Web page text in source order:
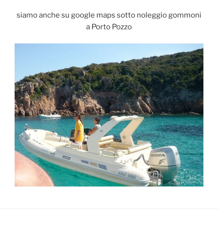
siamo anche su google maps sotto noleggio gommoni
a Porto Pozzo